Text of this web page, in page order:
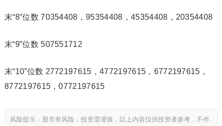
末“8”位数 70354408，95354408，45354408，20354408
末“9”位数 507551712
末“10”位数 2772197615，4772197615，6772197615，
8772197615，0772197615
风险提示：股市有风险，投资需谨慎，以上内容仅供投资者参考，不作